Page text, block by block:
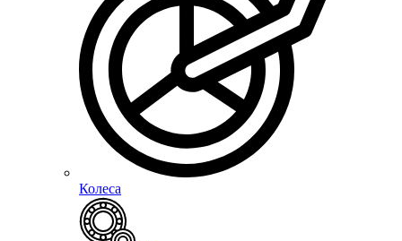
Колеса